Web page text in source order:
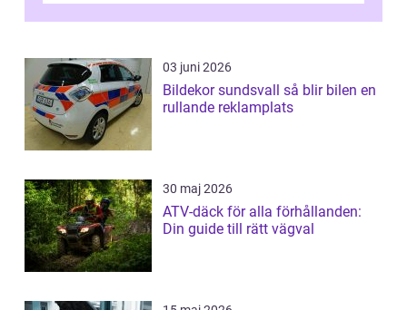
03 juni 2026
Bildekor sundsvall så blir bilen en
rullande reklamplats
30 maj 2026
ATV-däck för alla förhållanden:
Din guide till rätt vägval